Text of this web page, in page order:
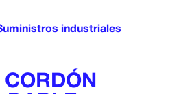
industriales